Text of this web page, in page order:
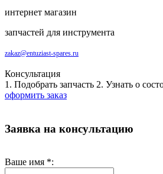
интернет магазин
запчастей для инструмента
zakaz@entuziast-spares.ru
Консультация
1. Подобрать запчасть 2. Узнать о
оформить заказ
Заявка на консультацию
Ваше имя *: